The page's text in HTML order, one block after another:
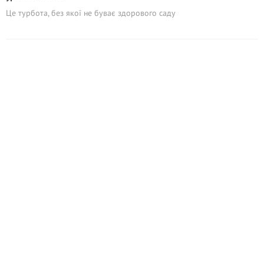
Це турбота, без якої не буває здорового саду